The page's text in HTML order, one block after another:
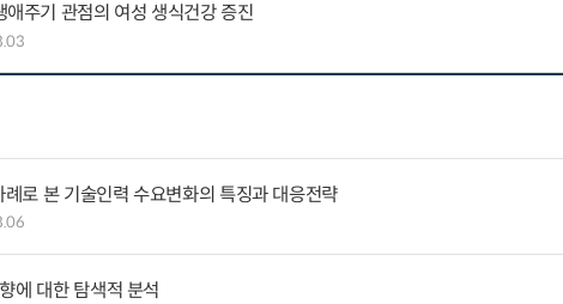
주기 관점의 여성 생식건강 증진
로 본 기술인력 수요변화의 특징과 대응전략
에 대한 탐색적 분석